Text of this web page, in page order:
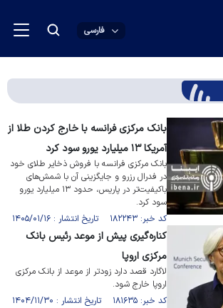
فارسی
بانک مرکزی فرانسه با خارج کردن طلا از
آمریکا ۱۳ میلیارد یورو سود کرد
بانک مرکزی فرانسه با فروش ذخایر طلای خود
در فدرال رزرو و جایگزینی آن با شمش‌های
باکیفیت‌تر در پاریس، حدود ۱۳ میلیارد یورو
سود کرد.
کد خبر: ۱۸۲۲۴۳ تاریخ انتشار : ۱۴۰۵/۰۱/۱۶
کناره‌گیری پیش از موعد رئیس بانک
مرکزی اروپا
لاگارد قصد دارد زودتر از موعد از بانک مرکزی
اروپا خارج شود.
کد خبر: ۱۸۱۶۳۵ تاریخ انتشار : ۱۴۰۴/۱۱/۳۰